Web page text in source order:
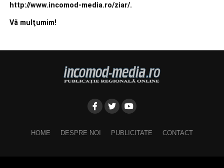
http://www.incomod-media.ro/ziar/.
Vă mulţumim!
HOME DESPRE NOI PUBLICITATE CONTACT